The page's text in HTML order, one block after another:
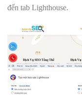
đến tab Lighthouse.